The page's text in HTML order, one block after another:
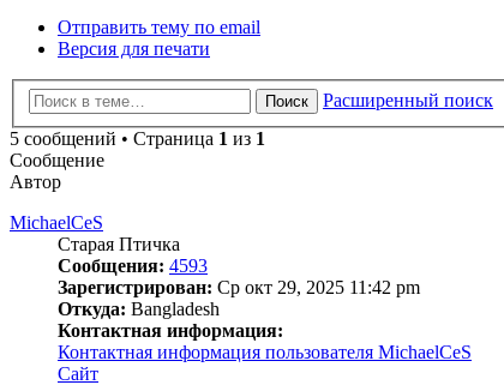
Отправить тему по email
Версия для печати
Поиск
Расширенный поиск
5 сообщений • Страница 1 из 1
Сообщение
Автор
MichaelCeS
Старая Птичка
Сообщения: 4593
Зарегистрирован: Ср окт 29, 2025 11:42 pm
Откуда: Bangladesh
Контактная информация:
Контактная информация пользователя MichaelCeS
Сайт